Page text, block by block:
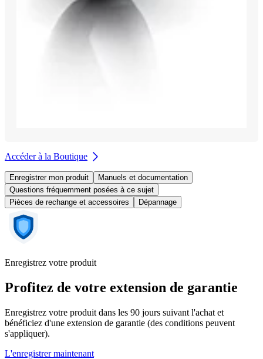
Accéder à la Boutique
Enregistrer mon produit
Manuels et documentation
Questions fréquemment posées à ce sujet
Pièces de rechange et accessoires
Dépannage
Enregistrez votre produit
Profitez de votre extension de garantie
Enregistrez votre produit dans les 90 jours suivant l'achat et
bénéficiez d'une extension de garantie (des conditions peuvent
s'appliquer).
L'enregistrer maintenant